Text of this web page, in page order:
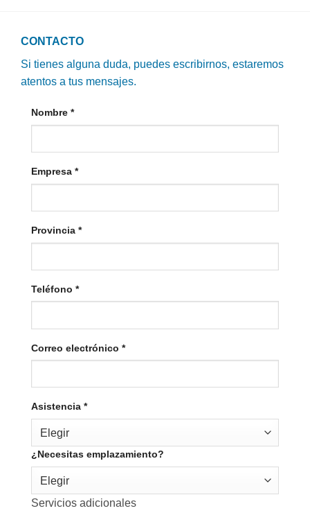
CONTACTO
Si tienes alguna duda, puedes escribirnos, estaremos
atentos a tus mensajes.
Nombre *
Empresa *
Provincia *
Teléfono *
Correo electrónico *
Asistencia *
Elegir
¿Necesitas emplazamiento?
Elegir
Servicios adicionales